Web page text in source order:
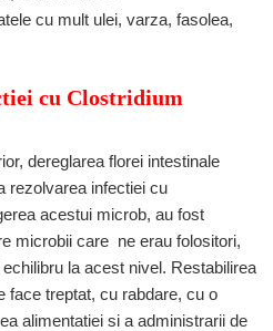
cu mult ulei, varza, fasolea,
cu Clostridium
dereglarea florei intestinale
rezolvarea infectiei cu
acestui microb, au fost
microbii care ne erau folositori,
la acest nivel. Restabilirea
face treptat, cu rabdare, cu o
alimentatiei si a administrarii de